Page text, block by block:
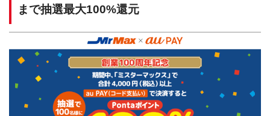
まで抽選最大100%還元